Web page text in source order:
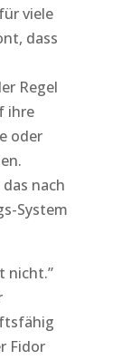
viele
dass
Regel
ihre
oder
nach
System
nicht.”
Fidor